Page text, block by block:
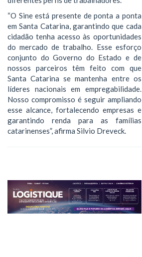
“O Sine está presente de ponta a ponta
em Santa Catarina, garantindo que cada
cidadão tenha acesso às oportunidades
do mercado de trabalho. Esse esforço
conjunto do Governo do Estado e de
nossos parceiros têm feito com que
Santa Catarina se mantenha entre os
líderes nacionais em empregabilidade.
Nosso compromisso é seguir ampliando
esse alcance, fortalecendo empresas e
garantindo renda para as famílias
catarinenses”, afirma Silvio Dreveck.